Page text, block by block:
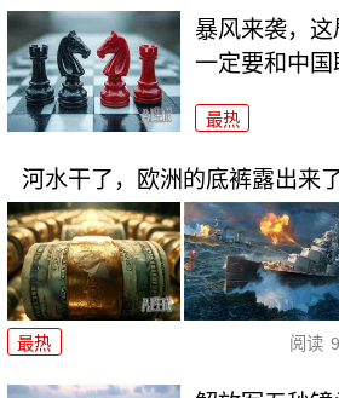
暴风来袭，
一定要和中国
最热
河水干了，欧洲的底裤露出来
最热 阅读